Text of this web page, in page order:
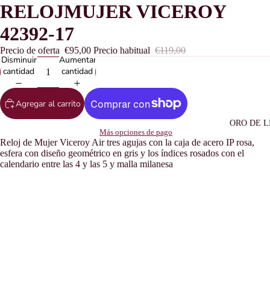
ORO DE
RELOJMUJER VICEROY
42392-17
Precio de oferta €95,00 Precio habitual €119,00
Disminuir
cantidad
Aumentar
cantidad
Agregar al carrito
Más opciones de pago
Reloj de Mujer Viceroy Air tres agujas con la caja de acero IP rosa,
esfera con diseño geométrico en gris y los índices rosados con el
calendario entre las 4 y las 5 y malla milanesa